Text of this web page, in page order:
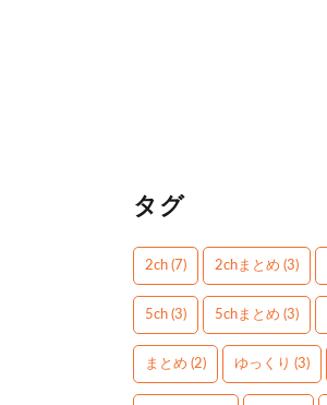
タグ
2ch (7) 2chまとめ (3)
5ch (3) 5chまとめ (3)
まとめ (2) ゆっくり (3)